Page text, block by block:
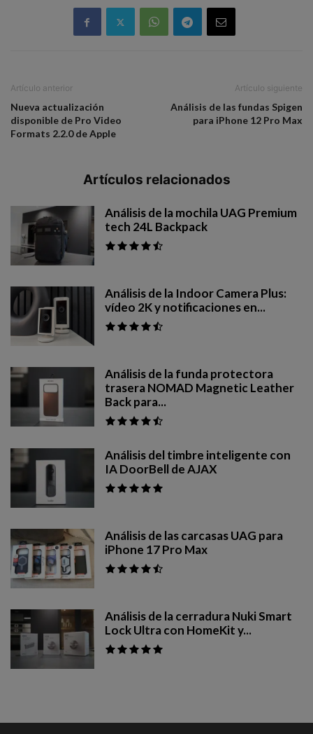
Artículo anterior
Nueva actualización
disponible de Pro Video
Formats 2.2.0 de Apple
Artículo siguiente
Análisis de las fundas Spigen
para iPhone 12 Pro Max
Artículos relacionados
Análisis de la mochila UAG Premium
tech 24L Backpack
Análisis de la Indoor Camera Plus:
vídeo 2K y notificaciones en...
Análisis de la funda protectora
trasera NOMAD Magnetic Leather
Back para...
Análisis del timbre inteligente con
IA DoorBell de AJAX
Análisis de las carcasas UAG para
iPhone 17 Pro Max
Análisis de la cerradura Nuki Smart
Lock Ultra con HomeKit y...